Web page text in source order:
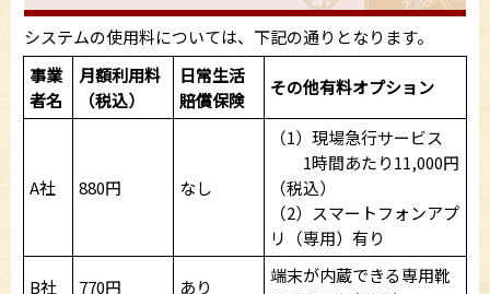
システムの使用料については、下記の通りとなります。
事業
者名
月額利用料
（税込）
日常生活
賠償保険
その他有料オプション
A社 880円 なし
（1）現場急行サービス
1時間あたり11,000円
（税込）
（2）スマートフォンアプ
リ（専用）有り
B社 770円 あり
端末が内蔵できる専用靴